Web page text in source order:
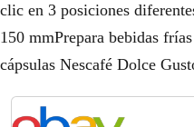
clic en 3 posiciones
150 mmPrepara bebidas
cápsulas Nescafé Dolce